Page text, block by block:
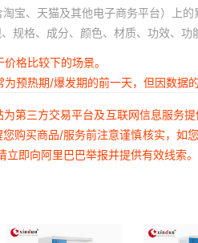
宝、天猫及其他电子商务平台）上的
规格、成分、颜色、材质、功效、
格比较下的场景。
预热期/爆发期的前一天，但因数据
第三方交易平台及互联网信息服务
购买商品/服务前注意谨慎核实，如
即向阿里巴巴举报并提供有效线索。